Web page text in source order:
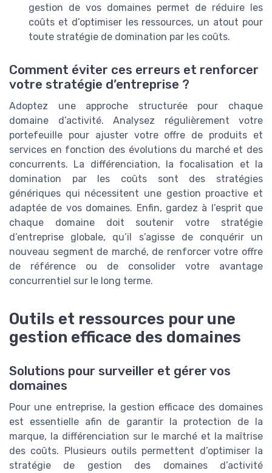
gestion de vos domaines permet de réduire les
coûts et d’optimiser les ressources, un atout pour
toute stratégie de domination par les coûts.
Comment éviter ces erreurs et renforcer
votre stratégie d’entreprise ?
Adoptez une approche structurée pour chaque
domaine d’activité. Analysez régulièrement votre
portefeuille pour ajuster votre offre de produits et
services en fonction des évolutions du marché et des
concurrents. La différenciation, la focalisation et la
domination par les coûts sont des stratégies
génériques qui nécessitent une gestion proactive et
adaptée de vos domaines. Enfin, gardez à l’esprit que
chaque domaine doit soutenir votre stratégie
d’entreprise globale, qu’il s’agisse de conquérir un
nouveau segment de marché, de renforcer votre offre
de référence ou de consolider votre avantage
concurrentiel sur le long terme.
Outils et ressources pour une
gestion efficace des domaines
Solutions pour surveiller et gérer vos
domaines
Pour une entreprise, la gestion efficace des domaines
est essentielle afin de garantir la protection de la
marque, la différenciation sur le marché et la maîtrise
des coûts. Plusieurs outils permettent d’optimiser la
stratégie de gestion des domaines d’activité